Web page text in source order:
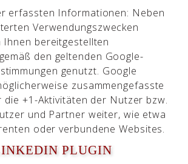
erfassten Informationen: Neben
Verwendungszwecken
Ihnen bereitgestellten
den geltenden Google-
genutzt. Google
zusammengefasste
die +1-Aktivitäten der Nutzer bzw.
und Partner weiter, wie etwa
oder verbundene Websites.
PLUGIN